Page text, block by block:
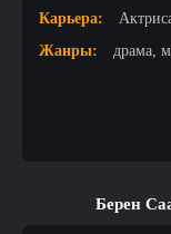
Карьера:
Жанры:
драма,
Берен